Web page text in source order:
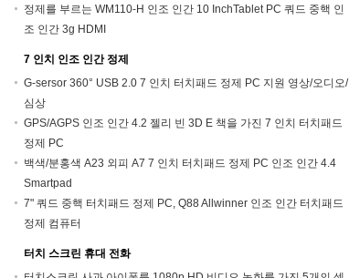
정제를 부르는 WM110-H 인조 인간 10 InchTablet PC 쿼드 중핵 인
조 인간 3g HDMI
7 인치 인조 인간 정제
G-sersor 360° USB 2.0 7 인치 터치패드 정제 PC 지원 영상/오디오/
심상
GPS/AGPS 인조 인간 4.2 젤리 빈 3D E 책을 가진 7 인치 터치패드
정제 PC
백색/분홍색 A23 외피 A7 7 인치 터치패드 정제 PC 인조 인간 4.4
Smartpad
7" 쿼드 중핵 터치패드 정제 PC, Q88 Allwinner 인조 인간 터치패드
정제 컴퓨터
터치 스크린 휴대 전화